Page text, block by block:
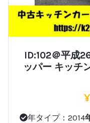
ID:102＠平成
ッパー キッチ
¥
年タイプ：2014